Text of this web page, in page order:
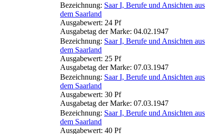
Bezeichnung: Saar I, Berufe und Ansichten aus
dem Saarland
Ausgabewert: 24 Pf
Ausgabetag der Marke: 04.02.1947
Bezeichnung: Saar I, Berufe und Ansichten aus
dem Saarland
Ausgabewert: 25 Pf
Ausgabetag der Marke: 07.03.1947
Bezeichnung: Saar I, Berufe und Ansichten aus
dem Saarland
Ausgabewert: 30 Pf
Ausgabetag der Marke: 07.03.1947
Bezeichnung: Saar I, Berufe und Ansichten aus
dem Saarland
Ausgabewert: 40 Pf